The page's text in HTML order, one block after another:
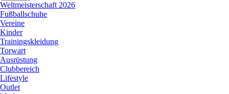
Weltmeisterschaft 2026
Fußballschuhe
Vereine
Kinder
Trainingskleidung
Torwart
Ausrüstung
Clubbereich
Lifestyle
Outlet